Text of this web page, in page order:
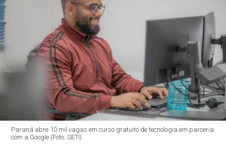
Paraná abre 10 mil vagas em curso gratuito de tecnologia em parceria
com a Google (Foto: SETI)